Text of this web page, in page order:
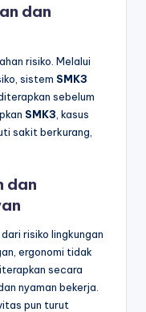
dan
risiko. Melalui
sistem SMK3
sebelum
SMK3 , kasus
sakit berkurang,
dan
risiko lingkungan
ergonomi tidak
secara
nyaman bekerja.
pun turut